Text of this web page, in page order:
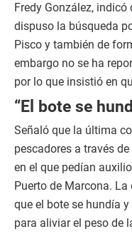
Fredy González,
dispuso la búsqueda
Pisco y también de
embargo no se ha
por lo que insistió en
“El bote se
Señaló que la última
pescadores a través
en el que pedían
Puerto de Marcona.
que el bote se hundía
para aliviar el peso de